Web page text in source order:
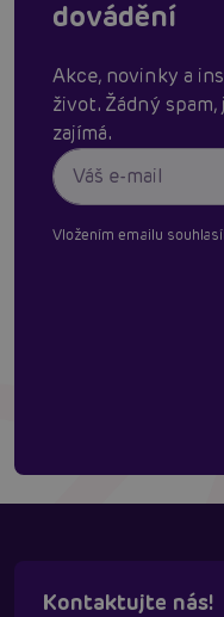
dovádění
Akce, novinky a
život. Žádný
zajímá.
Vložením emailu
Kontaktujte nás!